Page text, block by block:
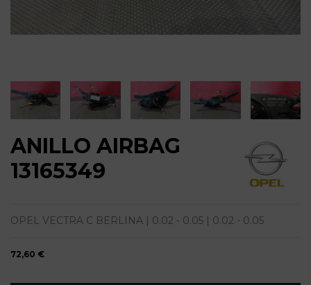
ANILLO AIRBAG
13165349
OPEL VECTRA C BERLINA | 0.02 - 0.05 | 0.02 - 0.05
72,60 €